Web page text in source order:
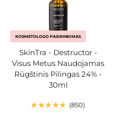
KOSMETOLOGO PASIRINKIMAS
SkinTra - Destructor -
Visus Metus Naudojamas
Rūgštinis Pilingas 24% -
30ml
850